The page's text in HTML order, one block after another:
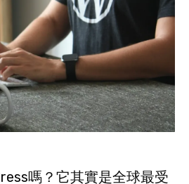
嗎？它其實是全球最受